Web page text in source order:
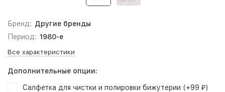
Бренд: Другие бренды
Период: 1980-е
Все характеристики
Дополнительные опции:
Салфетка для чистки и полировки бижутерии (+99 ₽)